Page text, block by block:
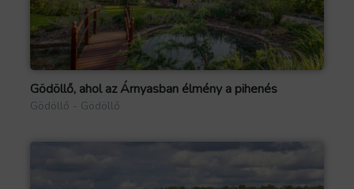
Gödöllő, ahol az Árnyasban élmény a pihenés
Gödöllő - Gödöllő